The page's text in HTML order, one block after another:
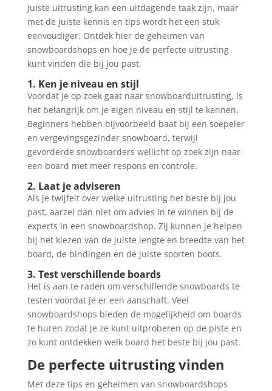
juiste uitrusting kan een uitdagende taak zijn, maar
met de juiste kennis en tips wordt het een stuk
eenvoudiger. Ontdek hier de geheimen van
snowboardshops en hoe je de perfecte uitrusting
kunt vinden die bij jou past.
1. Ken je niveau en stijl
Voordat je op zoek gaat naar snowboarduitrusting, is
het belangrijk om je eigen niveau en stijl te kennen.
Beginners hebben bijvoorbeeld baat bij een soepeler
en vergevingsgezinder snowboard, terwijl
gevorderde snowboarders wellicht op zoek zijn naar
een board met meer respons en controle.
2. Laat je adviseren
Als je twijfelt over welke uitrusting het beste bij jou
past, aarzel dan niet om advies in te winnen bij de
experts in een snowboardshop. Zij kunnen je helpen
bij het kiezen van de juiste lengte en breedte van het
board, de bindingen en de juiste soorten boots.
3. Test verschillende boards
Het is aan te raden om verschillende snowboards te
testen voordat je er een aanschaft. Veel
snowboardshops bieden de mogelijkheid om boards
te huren zodat je ze kunt uitproberen op de piste en
zo kunt ontdekken welk board het beste bij jou past.
De perfecte uitrusting vinden
Met deze tips en geheimen van snowboardshops